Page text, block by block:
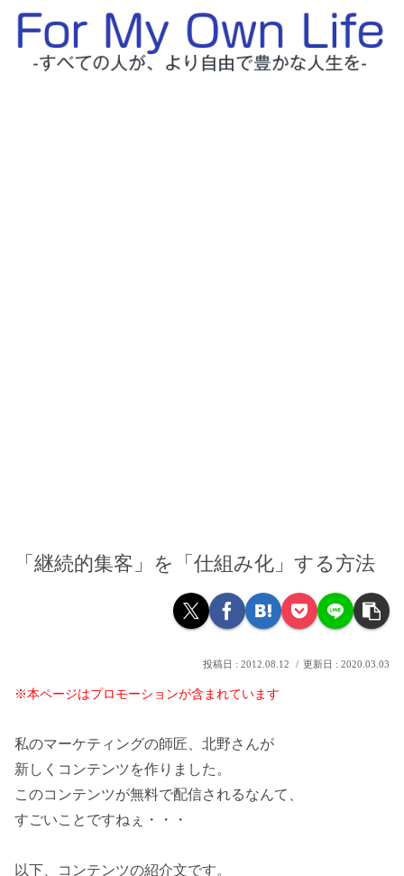
「継続的集客」を「仕組み化」する方法
2012.08.12 2020.03.03
※本ページはプロモーションが含まれています
私のマーケティングの師匠、北野さんが
新しくコンテンツを作りました。
このコンテンツが無料で配信されるなんて、
すごいことですねぇ・・・
以下、コンテンツの紹介文です。